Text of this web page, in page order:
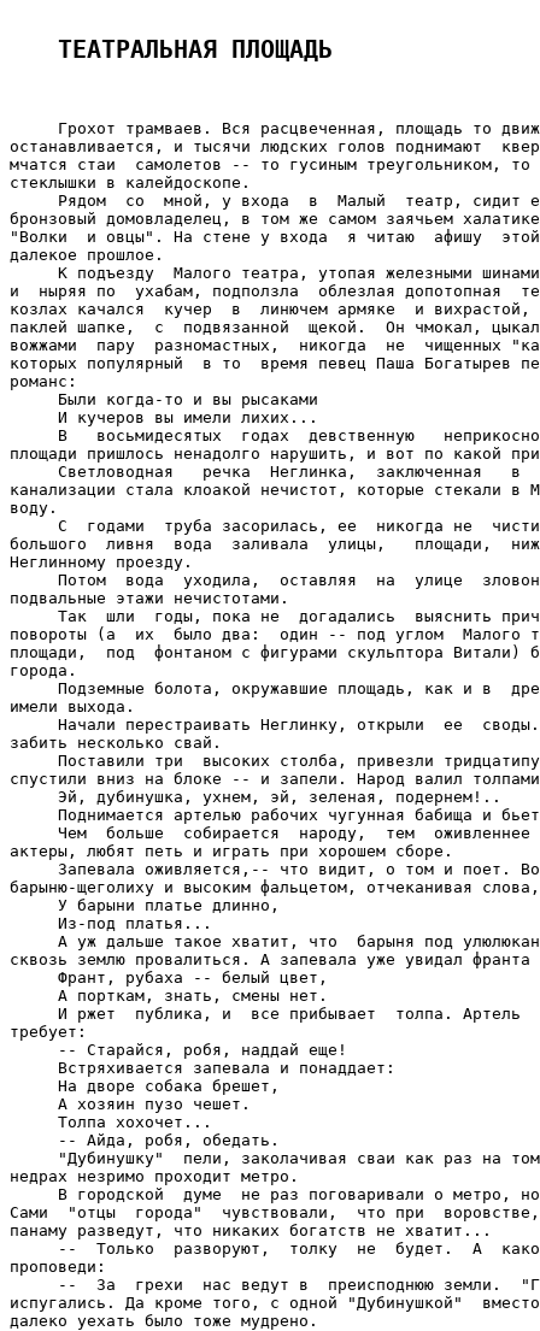
ТЕАТРАЛЬНАЯ ПЛОЩАДЬ
Грохот трамваев. Вся расцвеченная, площадь то
останавливается, и тысячи людских голов поднимают
мчатся стаи  самолетов -- то гусиным треугольником, то
стеклышки в калейдоскопе.
Рядом  со  мной, у входа  в  Малый  театр, сидит
бронзовый домовладелец, в том же самом заячьем
"Волки  и овцы". На стене у входа  я читаю  афишу  этой
далекое прошлое.
К подъезду  Малого театра, утопая железными
и  ныряя по  ухабам, подползла  облезлая допотопная
козлах качался  кучер  в  линючем армяке  и вихрастой,
паклей шапке,  с  подвязанной  щекой.  Он чмокал,
вожжами  пару  разномастных,  никогда  не  чищенных
которых популярный  в то  время певец Паша Богатырев
романс:
     Были когда-то и вы рысаками
     И кучеров вы имели лихих...
В   восьмидесятых  годах  девственную
площади пришлось ненадолго нарушить, и вот по какой
Светловодная   речка  Неглинка,  заключенная   в
канализации стала клоакой нечистот, которые стекали в
воду.
С  годами  труба засорилась, ее  никогда не
большого  ливня  вода  заливала  улицы,   площади,
Неглинному проезду.
Потом  вода  уходила,  оставляя  на  улице
подвальные этажи нечистотами.
Так  шли  годы, пока не  догадались  выяснить
повороты (а  их  было два:  один -- под углом  Малого
площади,  под  фонтаном с фигурами скульптора Витали)
города.
Подземные болота, окружавшие площадь, как и в
имели выхода.
Начали перестраивать Неглинку, открыли  ее
забить несколько свай.
Поставили три  высоких столба, привезли
спустили вниз на блоке -- и запели. Народ валил
     Эй, дубинушка, ухнем, эй, зеленая, подернем!..
Поднимается артелью рабочих чугунная бабища и
Чем  больше  собирается  народу,  тем  оживленнее
актеры, любят петь и играть при хорошем сборе.
Запевала оживляется,-- что видит, о том и поет.
барыню-щеголиху и высоким фальцетом, отчеканивая
     У барыни платье длинно,
     Из-под платья...
А уж дальше такое хватит, что  барыня под
сквозь землю провалиться. А запевала уже увидал
     Франт, рубаха -- белый цвет,
     А порткам, знать, смены нет.
И ржет  публика, и  все прибывает  толпа. Артель
требует:
     -- Старайся, робя, наддай еще!
     Встряхивается запевала и понаддает:
     На дворе собака брешет,
     А хозяин пузо чешет.
     Толпа хохочет...
     -- Айда, робя, обедать.
"Дубинушку"  пели, заколачивая сваи как раз на
недрах незримо проходит метро.
В городской  думе  не раз поговаривали о метро,
Сами  "отцы  города"  чувствовали,  что при  воровстве,
панаму разведут, что никаких богатств не хватит...
--  Только  разворуют,  толку  не  будет.  А
проповеди:
--  За  грехи  нас ведут в  преисподнюю земли.
испугались. Да кроме того, с одной "Дубинушкой"
далеко уехать было тоже мудрено.